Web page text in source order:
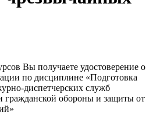
Вы получаете удостоверение о
по дисциплине «Подготовка
диспетчерских служб
гражданской обороны и защиты от